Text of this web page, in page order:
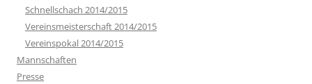
Schnellschach 2014/2015
Vereinsmeisterschaft 2014/2015
Vereinspokal 2014/2015
Mannschaften
Presse